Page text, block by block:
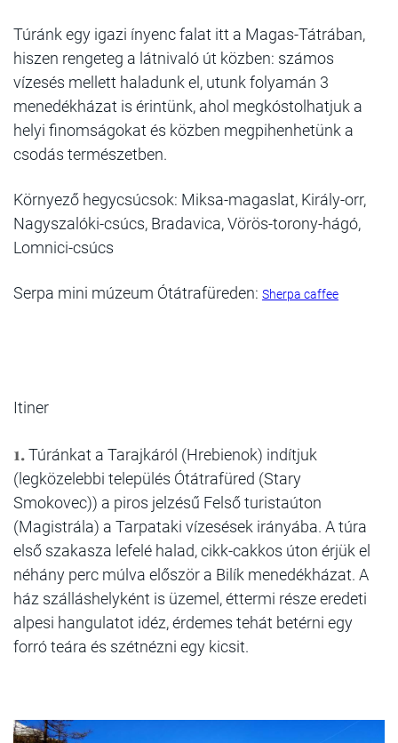
Túránk egy igazi ínyenc falat itt a Magas-Tátrában,
hiszen rengeteg a látnivaló út közben: számos
vízesés mellett haladunk el, utunk folyamán 3
menedékházat is érintünk, ahol megkóstolhatjuk a
helyi finomságokat és közben megpihenhetünk a
csodás természetben.
Környező hegycsúcsok: Miksa-magaslat, Király-orr,
Nagyszalóki-csúcs, Bradavica, Vörös-torony-hágó,
Lomnici-csúcs
Serpa mini múzeum Ótátrafüreden: Sherpa caffee
Itiner
1.Túránkat a Tarajkáról (Hrebienok) indítjuk
(legközelebbi település Ótátrafüred (Stary
Smokovec)) a piros jelzésű Felső turistaúton
(Magistrála) a Tarpataki vízesések irányába. A túra
első szakasza lefelé halad, cikk-cakkos úton érjük el
néhány perc múlva először a Bilík menedékházat. A
ház szálláshelyként is üzemel, éttermi része eredeti
alpesi hangulatot idéz, érdemes tehát betérni egy
forró teára és szétnézni egy kicsit.